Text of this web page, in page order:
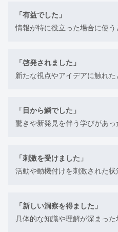
「有益でした」
情報が特に役立った場合に使う
「啓発されました」
新たな視点やアイデアに触れた
「目から鱗でした」
驚きや新発見を伴う学びがあっ
「刺激を受けました」
活動や動機付けを刺激された状
「新しい洞察を得ました」
具体的な知識や理解が深まった